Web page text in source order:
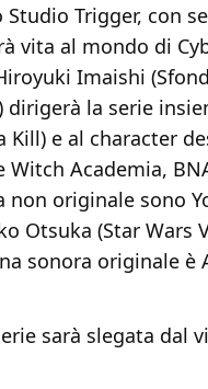
Studio Trigger, con
vita al mondo di
Imaishi
dirigerà la serie
Kill) e al character
Witch Academia,
originale sono
Otsuka (Star Wars
sonora originale è
sarà slegata dal